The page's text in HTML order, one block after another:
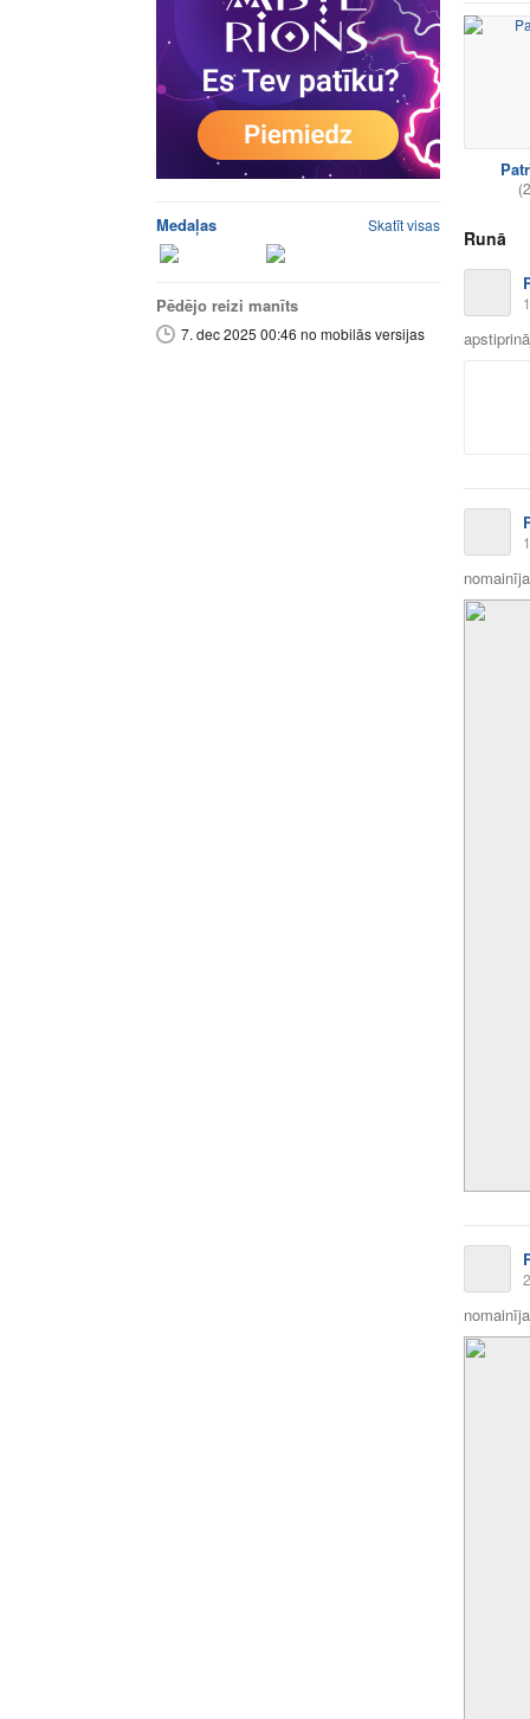
Medaļas Skatīt visas
Pēdējo reizi manīts
7. dec 2025 00:46 no mobilās versijas
Runā